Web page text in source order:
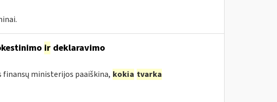
irdeklaravimo
finansų ministerijos paaiškina, kokia tvarka